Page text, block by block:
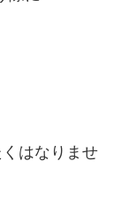
はなりませ